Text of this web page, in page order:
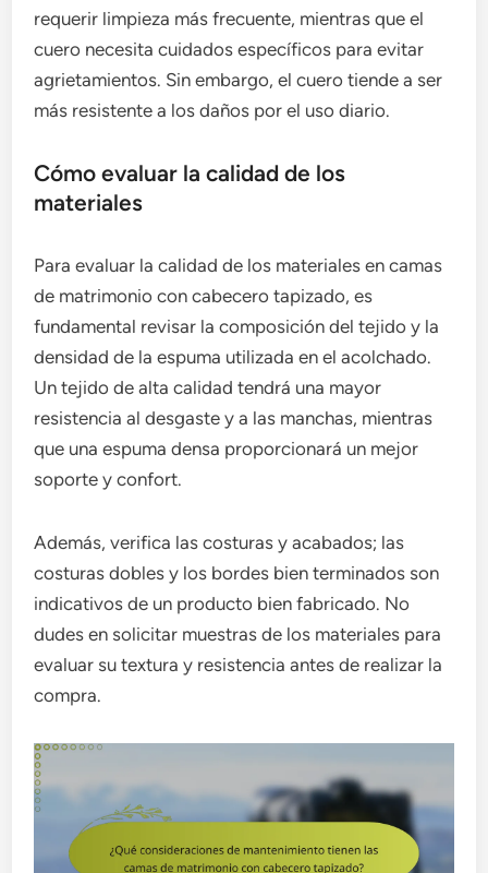
requerir limpieza más frecuente, mientras que el
cuero necesita cuidados específicos para evitar
agrietamientos. Sin embargo, el cuero tiende a ser
más resistente a los daños por el uso diario.
Cómo evaluar la calidad de los
materiales
Para evaluar la calidad de los materiales en camas
de matrimonio con cabecero tapizado, es
fundamental revisar la composición del tejido y la
densidad de la espuma utilizada en el acolchado.
Un tejido de alta calidad tendrá una mayor
resistencia al desgaste y a las manchas, mientras
que una espuma densa proporcionará un mejor
soporte y confort.
Además, verifica las costuras y acabados; las
costuras dobles y los bordes bien terminados son
indicativos de un producto bien fabricado. No
dudes en solicitar muestras de los materiales para
evaluar su textura y resistencia antes de realizar la
compra.